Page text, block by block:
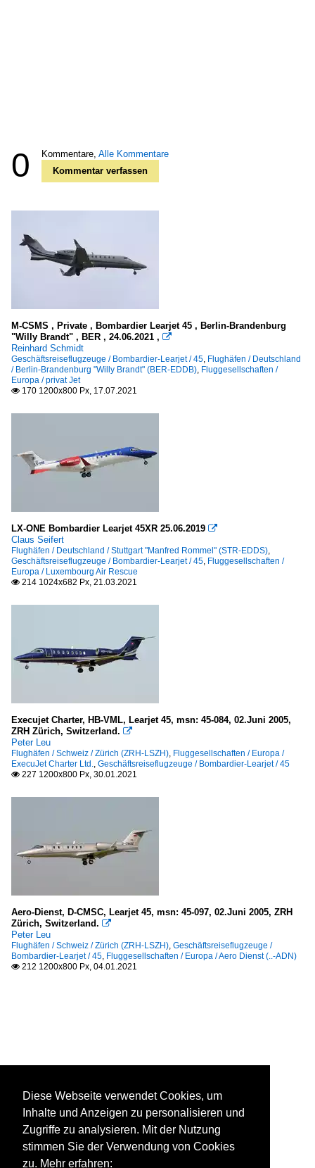
0 Kommentare, Alle Kommentare
Kommentar verfassen
M-CSMS , Private , Bombardier Learjet 45 , Berlin-Brandenburg
"Willy Brandt" , BER , 24.06.2021 , 
Reinhard Schmidt
Geschäftsreiseflugzeuge / Bombardier-Learjet / 45, Flughäfen / Deutschland
/ Berlin-Brandenburg "Willy Brandt" (BER-EDDB), Fluggesellschaften /
Europa / privat Jet
 170 1200x800 Px, 17.07.2021
LX-ONE Bombardier Learjet 45XR 25.06.2019 
Claus Seifert
Flughäfen / Deutschland / Stuttgart "Manfred Rommel" (STR-EDDS),
Geschäftsreiseflugzeuge / Bombardier-Learjet / 45, Fluggesellschaften /
Europa / Luxembourg Air Rescue
 214 1024x682 Px, 21.03.2021
Execujet Charter, HB-VML, Learjet 45, msn: 45-084, 02.Juni 2005,
ZRH Zürich, Switzerland. 
Peter Leu
Flughäfen / Schweiz / Zürich (ZRH-LSZH), Fluggesellschaften / Europa /
ExecuJet Charter Ltd., Geschäftsreiseflugzeuge / Bombardier-Learjet / 45
 227 1200x800 Px, 30.01.2021
Aero-Dienst, D-CMSC, Learjet 45, msn: 45-097, 02.Juni 2005, ZRH
Zürich, Switzerland. 
Peter Leu
Flughäfen / Schweiz / Zürich (ZRH-LSZH), Geschäftsreiseflugzeuge /
Bombardier-Learjet / 45, Fluggesellschaften / Europa / Aero Dienst (..-ADN)
 212 1200x800 Px, 04.01.2021
Diese Webseite verwendet Cookies, um
Inhalte und Anzeigen zu personalisieren und
Zugriffe zu analysieren. Mit der Nutzung
stimmen Sie der Verwendung von Cookies
zu. Mehr erfahren: